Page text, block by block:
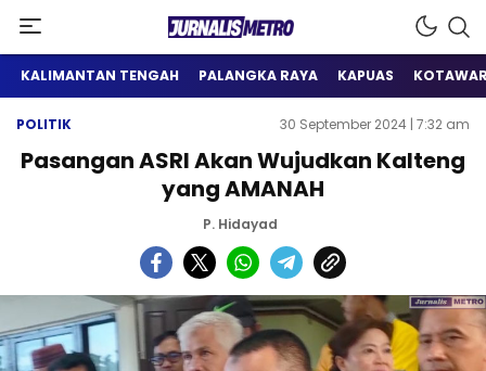
Jurnalis Metro
Satu Wadah Informasi
KALIMANTAN TENGAH PALANGKA RAYA KAPUAS
POLITIK 30 September 2024 | 7:32 am
Pasangan ASRI Akan Wujudkan Kalteng
yang AMANAH
P. Hidayad